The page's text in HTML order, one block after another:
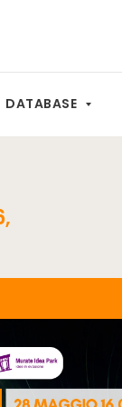
DATABASE